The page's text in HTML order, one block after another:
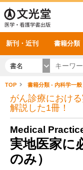
新刊・近刊 書籍分類
感染症 老
呼吸器
循環器
雑誌投稿規定
理学療法
雑誌案内・年間購読
電子書籍
電子雑誌
書籍「データに基づく臨
書籍「眼手術学」WEB動画
書籍「神経症候学 II 改訂
新刊一覧
今後の発行予定
書名
TOP 書籍分類 - 内科学一般
がん診療におけ
解説した1冊！
Medical
実地医家に
のみ）